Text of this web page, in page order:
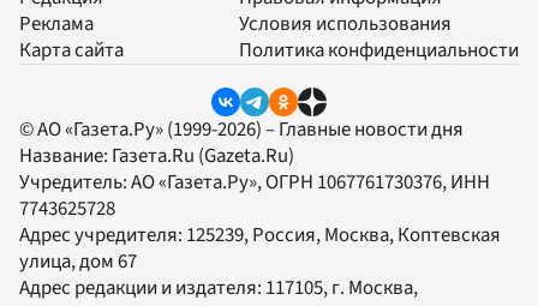
Реклама
Карта сайта
Условия использования
Политика конфиденциальности
© АО «Газета.Ру» (1999-2026) – Главные новости дня
Название: Газета.Ru (Gazeta.Ru)
Учредитель:АО «Газета.Ру», ОГРН 1067761730376, ИНН
7743625728
Адрес учредителя: 125239, Россия, Москва, Коптевская
улица, дом 67
Адрес редакции и издателя: 117105, г. Москва,